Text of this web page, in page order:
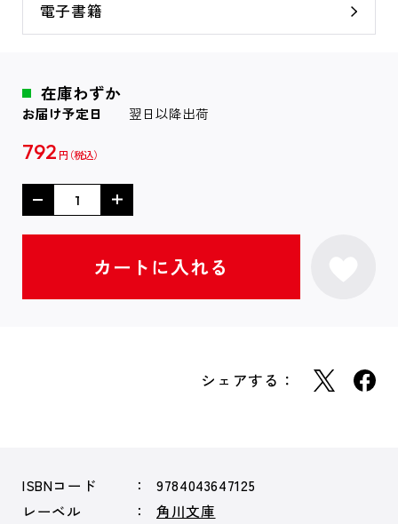
電子書籍
在庫わずか
お届け予定日 翌日以降出荷
792 円
シェアする：
ISBNコード
9784043647125
レーベル
角川文庫